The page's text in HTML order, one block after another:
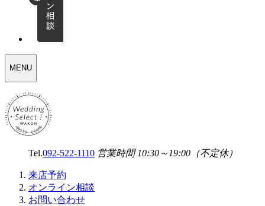
SELECT
MENU
Tel.092-522-1110 営業時間 10:30～19:00（不定休）
来店予約
オンライン相談
お問い合わせ